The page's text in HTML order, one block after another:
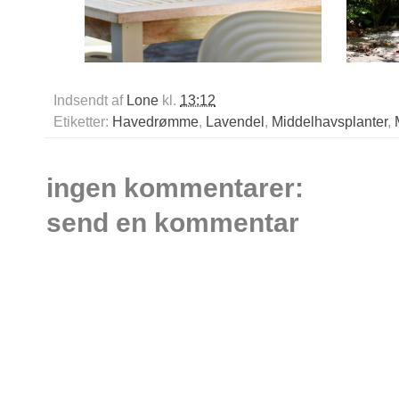
Indsendt af Lone kl. 13:12
Etiketter: Havedrømme, Lavendel , Middelhavsplanter,
ingen kommentarer:
send en kommentar